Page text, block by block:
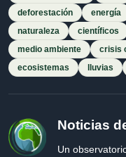
deforestación
energía
naturaleza
científicos
medio ambiente
crisis
ecosistemas
lluvias
Noticias
Un